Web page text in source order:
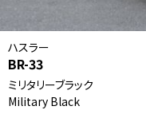
ハスラー
BR-33
ミリタリーブラック
Military Black